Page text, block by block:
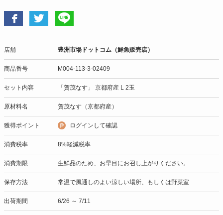
店舗 豊洲市場ドットコム（鮮魚販売店）
商品番号 M004-113-3-02409
セット内容 「賀茂なす」 京都府産 L 2玉
原材料名 賀茂なす（京都府産）
獲得ポイント ログインして確認
消費税率 8%軽減税率
消費期限 生鮮品のため、お早目にお召し上がりください。
保存方法 常温で風通しのよい涼しい場所、もしくは野菜室
出荷期間 6/26 ～ 7/11